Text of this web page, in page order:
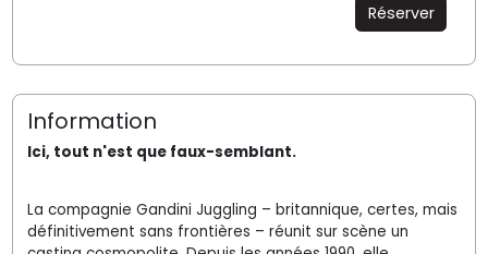
Réserver
Information
Ici, tout n'est que faux-semblant.
La compagnie Gandini Juggling – britannique, certes, mais
définitivement sans frontières – réunit sur scène un